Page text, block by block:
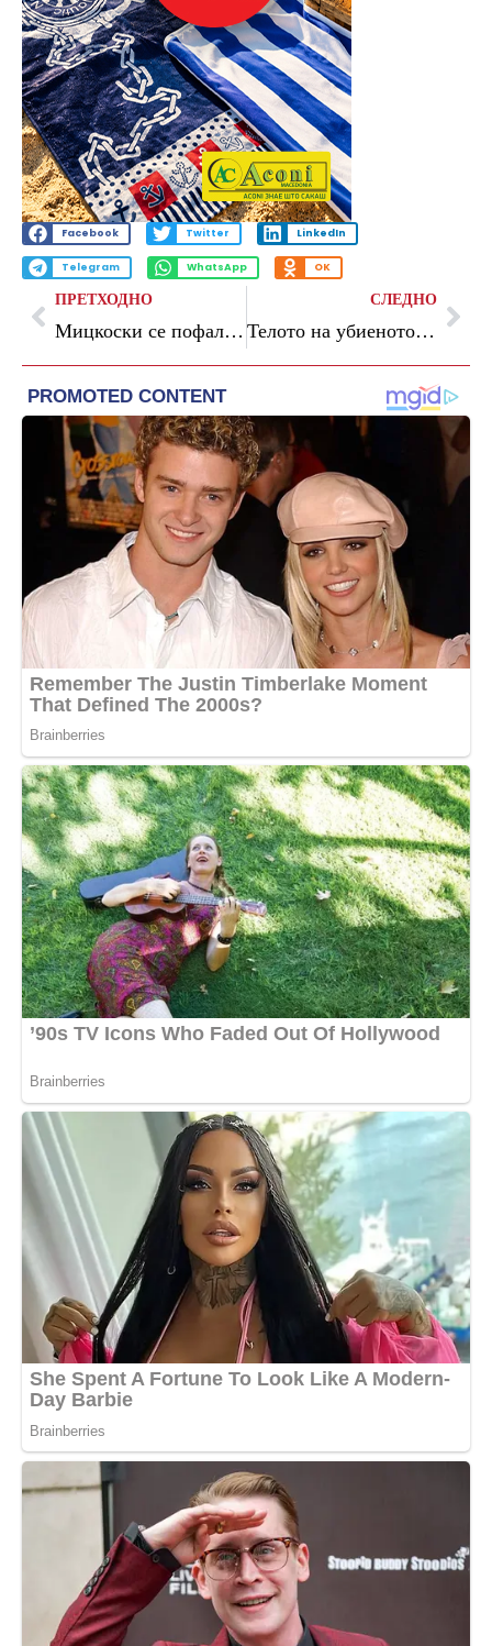
Facebook Twitter LinkedIn
Telegram WhatsApp OK
ПРЕТХОДНО
Мицкоски се пофали: Повторно сме со најниски цени на бензините и на дизел горивата
СЛЕДНО
Телото на убиеното момче од Бојане е дадено на обдукција, осомничениот е во притвор